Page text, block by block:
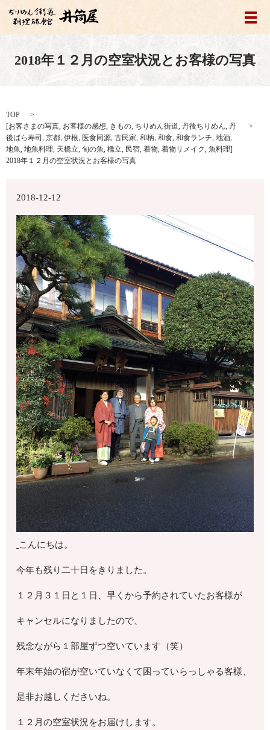
メ
2018年１２月の空室状況とお客様の写真
TOP
[お客さまの写真, お客様の感想, きもの, ちりめん街道, 丹後ちりめん, 丹
後ばら寿司 , 京都, 伊根, 医食同源, 古民家, 和柄, 和食, 和食ランチ, 地酒,
地魚, 地魚料理, 天橋立, 旬の魚, 橋立, 民宿, 着物, 着物リメイク, 魚料理]
2018年１２月の空室状況とお客様の写真
2018-12-12
こんにちは。
今年も残り二十日をきりました。
１２月３１日と１日、早くから予約されていたお客様が
キャンセルになりましたので、
残念ながら１部屋ずつ空いています（笑）
年末年始の宿が空いていなくて困っていらっしゃる客様、
是非お越しくださいね。
１２月の空室状況をお届けします。